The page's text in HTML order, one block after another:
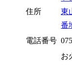
住所
東
番
電話番号
お